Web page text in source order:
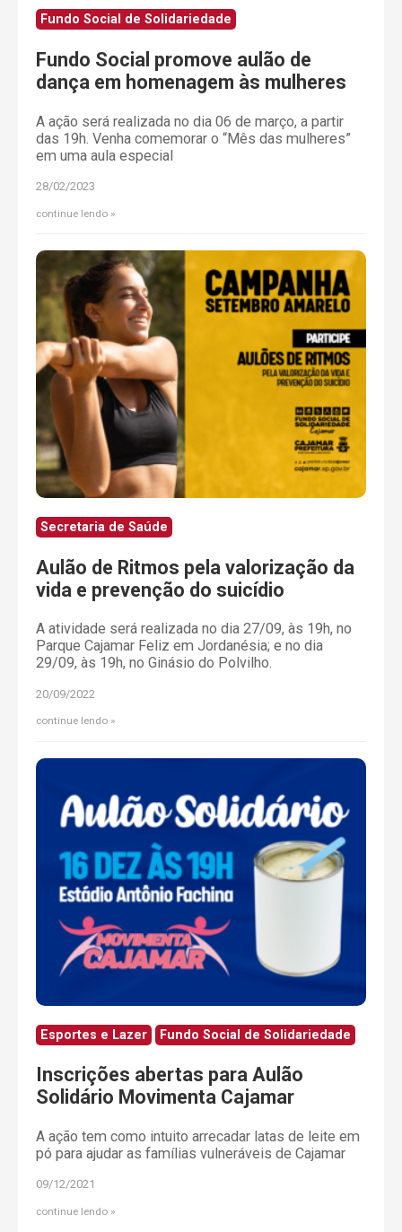
Fundo Social de Solidariedade
Fundo Social promove aulão de
dança em homenagem às mulheres
A ação será realizada no dia 06 de março, a partir
das 19h. Venha comemorar o “Mês das mulheres”
em uma aula especial
28/02/2023
continue lendo
Secretaria de Saúde
Aulão de Ritmos pela valorização da
vida e prevenção do suicídio
A atividade será realizada no dia 27/09, às 19h, no
Parque Cajamar Feliz em Jordanésia; e no dia
29/09, às 19h, no Ginásio do Polvilho.
20/09/2022
continue lendo
Esportes e Lazer Fundo Social de Solidariedade
Inscrições abertas para Aulão
Solidário Movimenta Cajamar
A ação tem como intuito arrecadar latas de leite em
pó para ajudar as famílias vulneráveis de Cajamar
09/12/2021
continue lendo